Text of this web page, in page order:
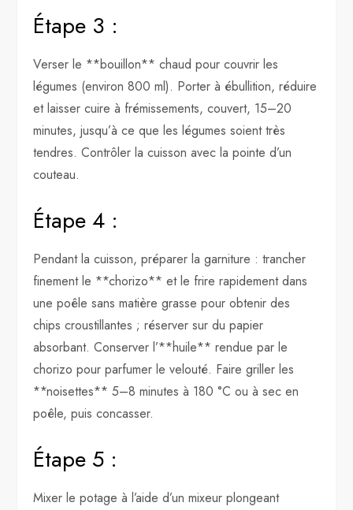
Étape 3 :
Verser le **bouillon** chaud pour couvrir les
légumes (environ 800 ml). Porter à ébullition, réduire
et laisser cuire à frémissements, couvert, 15–20
minutes, jusqu’à ce que les légumes soient très
tendres. Contrôler la cuisson avec la pointe d’un
couteau.
Étape 4 :
Pendant la cuisson, préparer la garniture : trancher
finement le **chorizo** et le frire rapidement dans
une poêle sans matière grasse pour obtenir des
chips croustillantes ; réserver sur du papier
absorbant. Conserver l’**huile** rendue par le
chorizo pour parfumer le velouté. Faire griller les
**noisettes** 5–8 minutes à 180 °C ou à sec en
poêle, puis concasser.
Étape 5 :
Mixer le potage à l’aide d’un mixeur plongeant